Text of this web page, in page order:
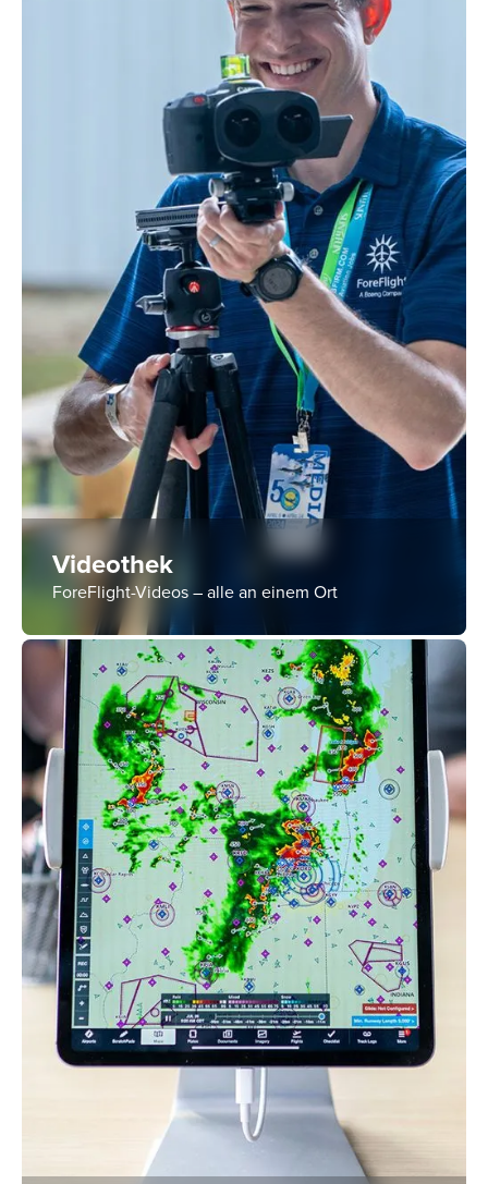
Videothek
ForeFlight-Videos – alle an einem Ort